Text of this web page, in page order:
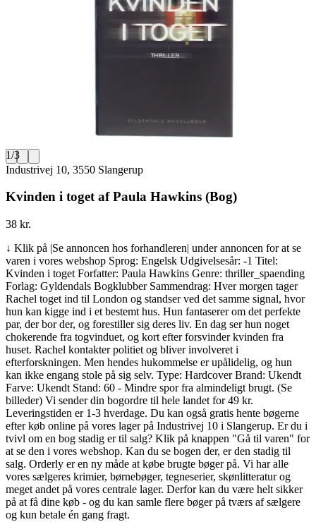
1/3
Industrivej 10, 3550 Slangerup
Kvinden i toget af Paula Hawkins (Bog)
38 kr.
↓ Klik på |Se annoncen hos forhandleren| under annoncen for at se
varen i vores webshop Sprog: Engelsk Udgivelsesår: -1 Titel:
Kvinden i toget Forfatter: Paula Hawkins Genre: thriller_spaending
Forlag: Gyldendals Bogklubber Sammendrag: Hver morgen tager
Rachel toget ind til London og standser ved det samme signal, hvor
hun kan kigge ind i et bestemt hus. Hun fantaserer om det perfekte
par, der bor der, og forestiller sig deres liv. En dag ser hun noget
chokerende fra togvinduet, og kort efter forsvinder kvinden fra
huset. Rachel kontakter politiet og bliver involveret i
efterforskningen. Men hendes hukommelse er upålidelig, og hun
kan ikke engang stole på sig selv. Type: Hardcover Brand: Ukendt
Farve: Ukendt Stand: 60 - Mindre spor fra almindeligt brugt. (Se
billeder) Vi sender din bogordre til hele landet for 49 kr.
Leveringstiden er 1-3 hverdage. Du kan også gratis hente bøgerne
efter køb online på vores lager på Industrivej 10 i Slangerup. Er du i
tvivl om en bog stadig er til salg? Klik på knappen "Gå til varen" for
at se den i vores webshop. Kan du se bogen der, er den stadig til
salg. Orderly er en ny måde at købe brugte bøger på. Vi har alle
vores sælgeres krimier, børnebøger, tegneserier, skønlitteratur og
meget andet på vores centrale lager. Derfor kan du være helt sikker
på at få dine køb - og du kan samle flere bøger på tværs af sælgere
og kun betale én gang fragt.